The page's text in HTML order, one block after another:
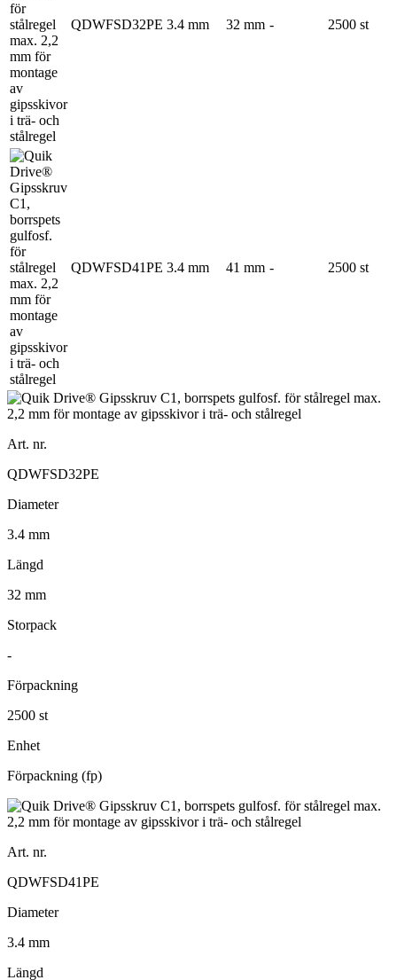
QDWFSD32PE 3.4 mm 32 mm - 2500 st
QDWFSD41PE 3.4 mm 41 mm - 2500 st
Art. nr.
QDWFSD32PE
Diameter
3.4 mm
Längd
32 mm
Storpack
-
Förpackning
2500 st
Enhet
Förpackning (fp)
Art. nr.
QDWFSD41PE
Diameter
3.4 mm
Längd